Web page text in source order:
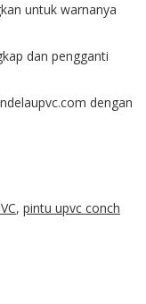
untuk warnanya
dan pengganti
dengan
, pintu upvc conch